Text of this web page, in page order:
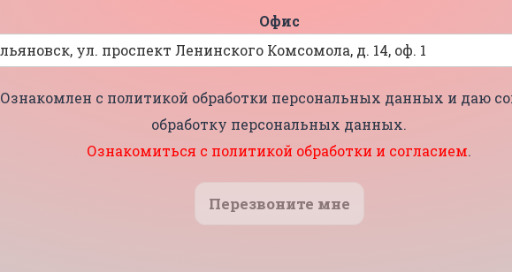
Офис
Ознакомлен с политикой обработки персональных данных и даю
обработку персональных данных.
Ознакомиться с политикой обработки и согласием.
Перезвоните мне